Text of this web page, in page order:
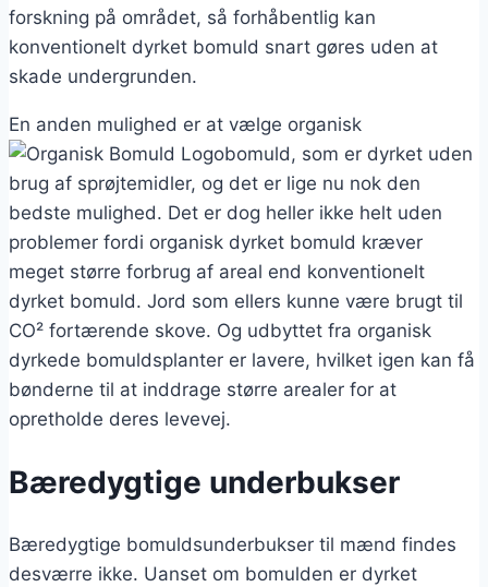
forskning på området, så forhåbentlig kan
konventionelt dyrket bomuld snart gøres uden at
skade undergrunden.
En anden mulighed er at vælge organisk
bomuld, som er dyrket uden
brug af sprøjtemidler, og det er lige nu nok den
bedste mulighed. Det er dog heller ikke helt uden
problemer fordi organisk dyrket bomuld kræver
meget større forbrug af areal end konventionelt
dyrket bomuld. Jord som ellers kunne være brugt til
CO² fortærende skove. Og udbyttet fra organisk
dyrkede bomuldsplanter er lavere, hvilket igen kan få
bønderne til at inddrage større arealer for at
opretholde deres levevej.
Bæredygtige underbukser
Bæredygtige bomuldsunderbukser til mænd findes
desværre ikke. Uanset om bomulden er dyrket